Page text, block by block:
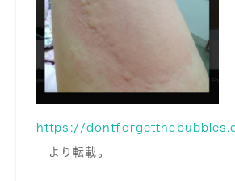
https://
より転載。